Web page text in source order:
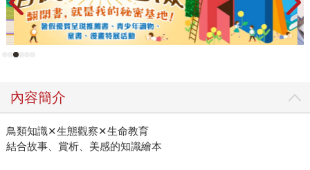
內容簡介
鳥類知識✕生態觀察✕生命教育
結合故事、賞析、美感的知識繪本